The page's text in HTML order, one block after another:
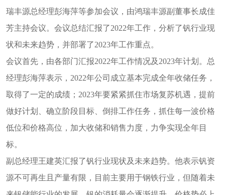
瑞丰源总经理彭海萍等参加会议，由鸿瑞丰源副董事长成佳
芳主持会议。会议总结汇报了2022年工作，分析了钒行业现
状和未来趋势，并部署了2023年工作重点。
会议首先，由各部门汇报2022年工作情况及2023年计划。总
经理彭海萍表示，2022年公司成立基本完成全年收储任务，
取得了一定的成绩；2023年要紧紧抓住市场复苏机遇，提前
做好计划、确立阶段目标、倒排工作任务，抓住每一波价格
低位和价格高位，加大收储和销售力度，力争实现全年目
标。
副总经理王建英汇报了钒行业现状及未来趋势。他表示钒资
源不可再生且产量有限，目前主要用于钢铁行业，但随着未